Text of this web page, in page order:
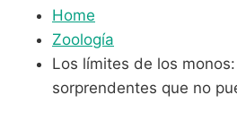
Home
Zoología
Los límites de los
sorprendentes que no